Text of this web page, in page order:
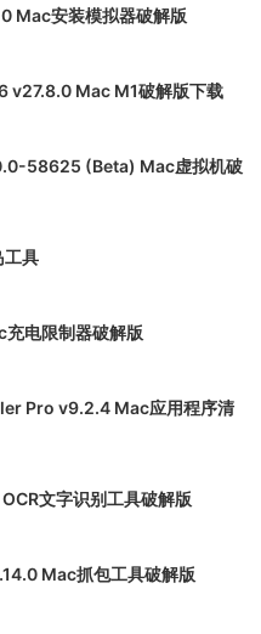
Mac安装模拟器破解版
Mac M1破解版下载
58625 (Beta) Mac虚拟机破
工具
电限制器破解版
Pro v9.2.4 Mac应用程序清
文字识别工具破解版
Mac抓包工具破解版